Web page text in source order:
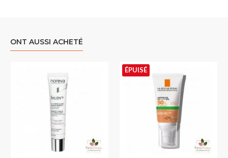
ONT AUSSI ACHETÉ
ÉPUISÉ